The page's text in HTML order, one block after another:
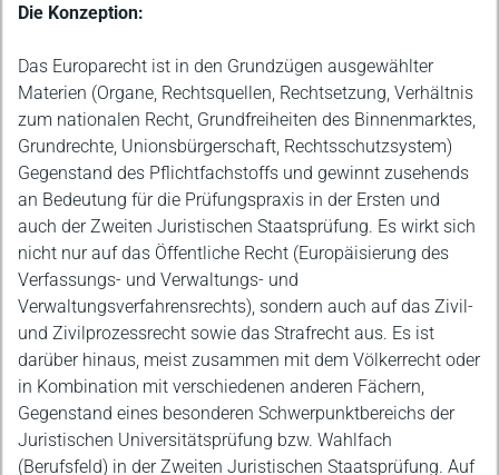
Beschreibung
Die Konzeption:
Das Europarecht ist in den Grundzügen ausgewählter
Materien (Organe, Rechtsquellen, Rechtsetzung, Verhältnis
zum nationalen Recht, Grundfreiheiten des Binnenmarktes,
Grundrechte, Unionsbürgerschaft, Rechtsschutzsystem)
Gegenstand des Pflichtfachstoffs und gewinnt zusehends
an Bedeutung für die Prüfungspraxis in der Ersten und
auch der Zweiten Juristischen Staatsprüfung. Es wirkt sich
nicht nur auf das Öffentliche Recht (Europäisierung des
Verfassungs- und Verwaltungs- und
Verwaltungsverfahrensrechts), sondern auch auf das Zivil-
und Zivilprozessrecht sowie das Strafrecht aus. Es ist
darüber hinaus, meist zusammen mit dem Völkerrecht oder
in Kombination mit verschiedenen anderen Fächern,
Gegenstand eines besonderen Schwerpunktbereichs der
Juristischen Universitätsprüfung bzw. Wahlfach
(Berufsfeld) in der Zweiten Juristischen Staatsprüfung. Auf